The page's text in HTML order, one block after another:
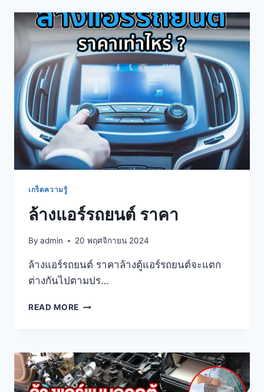
เกร็ดความรู้
ล้างแอร์รถยนต์ ราคา
By admin 20 พฤศจิกายน 2024
ล้างแอร์รถยนต์ ราคาล้างตู้แอร์รถยนต์จะแตก
ต่างกันไปตามปร…
READ MORE